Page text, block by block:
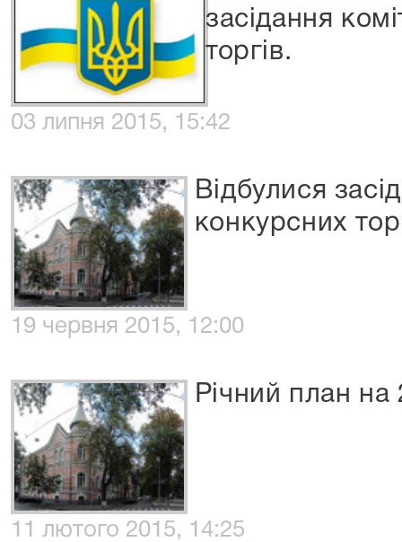
засідання
торгів.
03 липня 2015, 15:42
Відбулися
конкурсних
19 червня 2015, 12:00
Річний план на
11 лютого 2015, 14:25